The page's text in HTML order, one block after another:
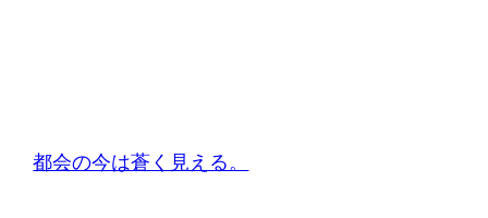
都会の今は蒼く見える。